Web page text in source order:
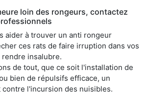
loin des rongeurs, contactez
aider à trouver un anti rongeur
ces rats de faire irruption dans vos
insalubre.
de tout, que ce soit l'installation de
bien de répulsifs efficace, un
l'incursion des nuisibles.